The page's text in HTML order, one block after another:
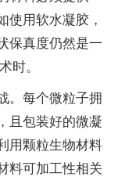
使用软水凝胶，
保真度仍然是一
时。
。每个微粒子拥
且包装好的微凝
用颗粒生物材料
料可加工性相关